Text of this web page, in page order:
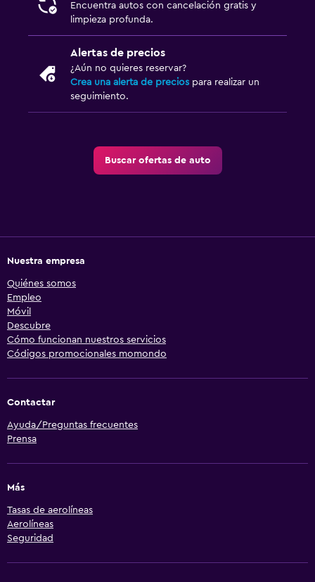
Encuentra autos con cancelación gratis y
limpieza profunda.
Alertas de precios
¿Aún no quieres reservar?
Crea una alerta de precios para realizar un
seguimiento.
Buscar ofertas de auto
Nuestra empresa
Quiénes somos
Empleo
Móvil
Descubre
Cómo funcionan nuestros servicios
Códigos promocionales momondo
Contactar
Ayuda/Preguntas frecuentes
Prensa
Más
Tasas de aerolíneas
Aerolíneas
Seguridad